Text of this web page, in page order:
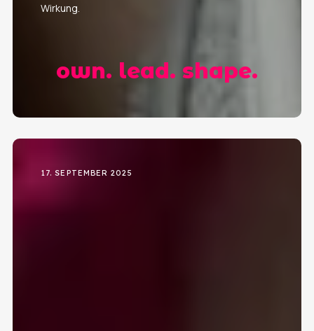
Wirkung.
own. lead. shape.
17. SEPTEMBER 2025